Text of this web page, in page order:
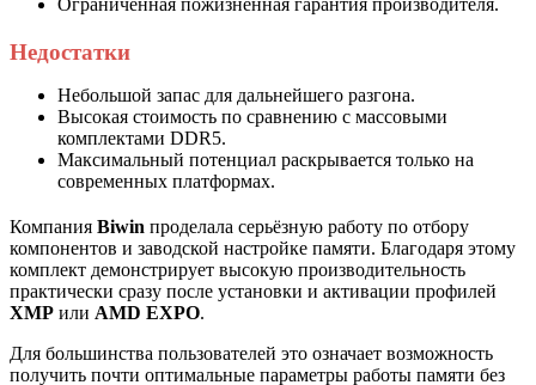
Недостатки
Небольшой запас для дальнейшего разгона.
Высокая стоимость по сравнению с массовыми
комплектами DDR5.
Максимальный потенциал раскрывается только на
современных платформах.
Компания Biwin проделала серьёзную работу по отбору
компонентов и заводской настройке памяти. Благодаря этому
комплект демонстрирует высокую производительность
практически сразу после установки и активации профилей
XMP или AMD EXPO.
Для большинства пользователей это означает возможность
получить почти оптимальные параметры работы памяти без